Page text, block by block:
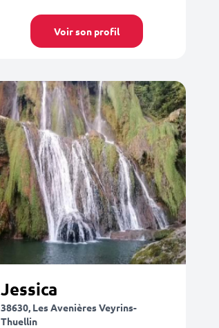
Voir son profil
Jessica
38630, Les Avenières Veyrins-
Thuellin